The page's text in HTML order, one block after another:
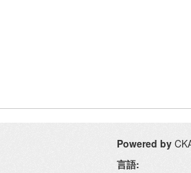
Powered by
言語